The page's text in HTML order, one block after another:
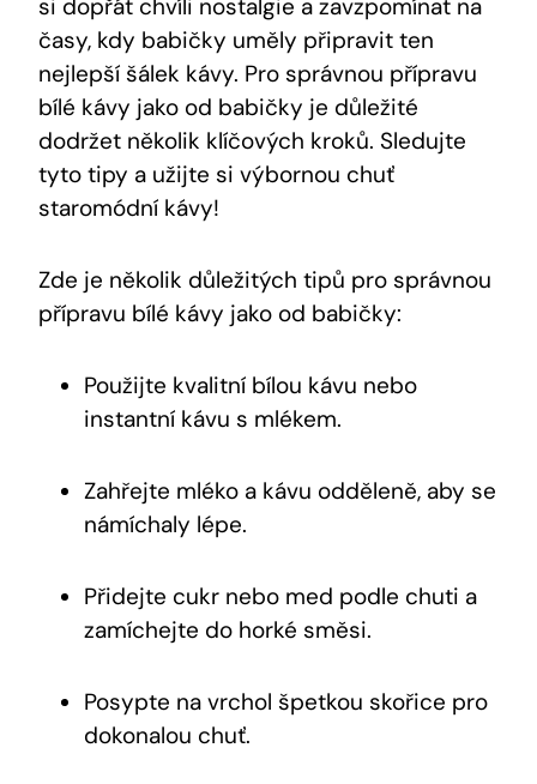
si dopřát chvíli nostalgie a zavzpomínat na
časy, kdy babičky uměly připravit ten
nejlepší šálek kávy. Pro správnou přípravu
bílé kávy jako od babičky je důležité
dodržet několik klíčových kroků. Sledujte
tyto tipy a užijte si výbornou chuť
staromódní kávy!
Zde je několik důležitých tipů pro správnou
přípravu bílé kávy jako od babičky:
Použijte kvalitní bílou kávu nebo
instantní kávu s mlékem.
Zahřejte mléko a kávu odděleně, aby se
námíchaly lépe.
Přidejte cukr nebo med podle chuti a
zamíchejte do horké směsi.
Posypte na vrchol špetkou skořice pro
dokonalou chuť.